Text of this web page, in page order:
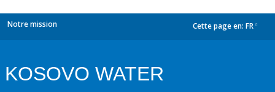
Notre mission Cette page en: FR
KOSOVO WATER